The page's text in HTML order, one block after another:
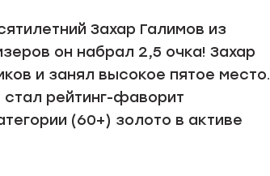
Захар Галимов из
он набрал 2,5 очка! Захар
и занял высокое пятое место.
рейтинг-фаворит
(60+) золото в активе